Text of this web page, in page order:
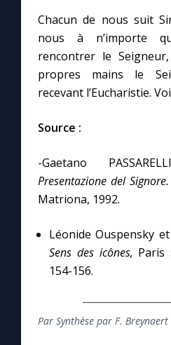
Chacun de nous suit
nous à n’importe
rencontrer le
propres mains le
recevant l’Eucharistie.
Source :
-Gaetano
Presentazione del Signore.
Matriona, 1992.
Léonide Ouspensky
Sens des icônes, Paris
154-156.
Par Synthèse par F. Breynaert